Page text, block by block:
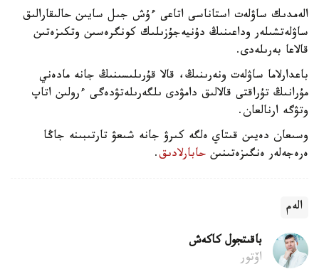
الەمدىك ساۋلەت استاناسى اتاعى ءۇش جىل سايىن حالىقارالىق
ساۋلەتشىلەر وداعىنىڭ دۇنيەجۇزىلىك كونگرەسىن وتكىزەتىن
قالاعا بەرىلەدى.
باعدارلاما ساۋلەت ونەرىنىڭ، قالا قۇرىلىسىنىڭ جانە مادەني
مۇرانىڭ تۇراقتى قالالىق دامۋدى ىلگەرىلەتۋدەگى ءرولىن اتاپ
وتۋگە ارنالعان.
وسىعان دەيىن قىتاي ەلگە كىرۋ جانە شىعۋ تارتىبىنە جاڭا
ەرەجەلەر ەنگىزەتىنىن حابارلادىق.
الەم
باقىتجول كاكەش
اۆتور